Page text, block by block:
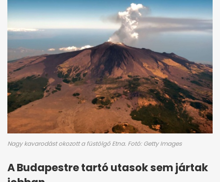
Nagy kavarodást okozott a füstölgő Etna. Fotó: Getty Images
A Budapestre tartó utasok sem jártak